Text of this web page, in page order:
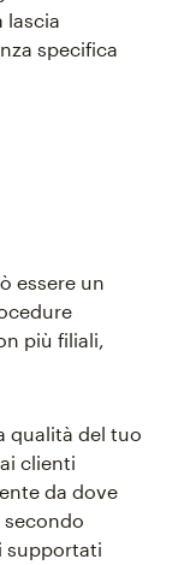
lascia
specifica
essere un
più filiali,
qualità del tuo
clienti
da dove
secondo
supportati